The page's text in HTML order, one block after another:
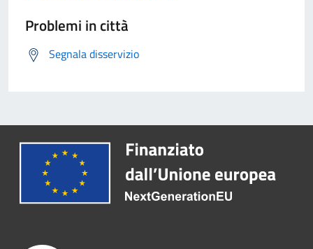
Problemi in città
Segnala disservizio